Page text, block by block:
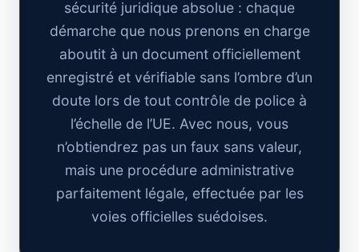
sécurité juridique absolue : chaque
démarche que nous prenons en charge
aboutit à un document officiellement
enregistré et vérifiable sans l’ombre d’un
doute lors de tout contrôle de police à
l’échelle de l’UE. Avec nous, vous
n’obtiendrez pas un faux sans valeur,
mais une procédure administrative
parfaitement légale, effectuée par les
voies officielles suédoises.